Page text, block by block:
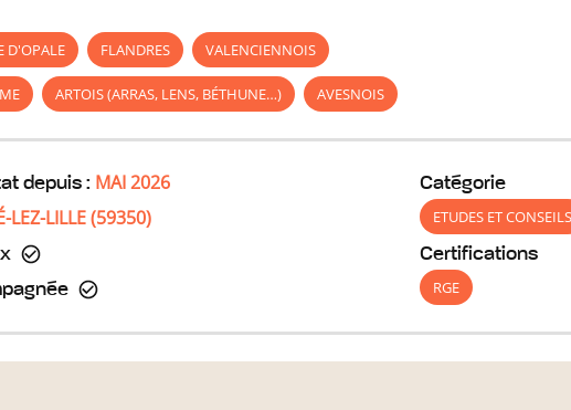
D'OPALE FLANDRES VALENCIENNOIS
ARTOIS (ARRAS, LENS, BÉTHUNE…) AVESNOIS
depuis : MAI 2026
LEZ-LILLE(59350)
Catégorie
ETUDES ET CONSEILS
Certifications
RGE